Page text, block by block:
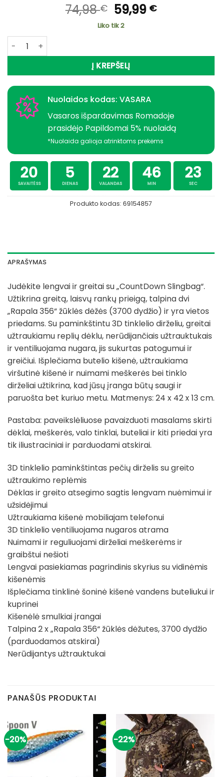
74,98€ Original
price
was:
59,99 €Current
Liko tik 2
produkto kiekis: Kuprinė Rapala CountDown Sling Bag
Į KREPŠELĮ
Nuolaidos kodas: VASARA
Vasaros išpardavimas Romadoje
prasidėjo Papildomai 5% nuolaidą
*Nuolaida galioja atrinktoms prekėms
20
SAVAITĖSS
5
DIENAS
22
VALANDAS
46
MIN
22
SEC
Produkto kodas: 69154857
APRAŠYMAS
Judėkite lengvai ir greitai su „CountDown Slingbag“.
Užtikrina greitą, laisvų rankų prieigą, talpina dvi
„Rapala 356“ žūklės dėžės (3700 dydžio) ir yra vietos
priedams. Su paminkštintu 3D tinklelio dirželiu, greitai
užtraukiamu replių dėklu, nerūdijančiais užtrauktukais
ir ventiliuojama nugara, jis sukurtas patogumui ir
greičiui. Išplečiama butelio kišenė, užtraukiama
viršutinė kišenė ir nuimami meškerės bei tinklo
dirželiai užtikrina, kad jūsų įranga būtų saugi ir
paruošta bet kuriuo metu. Matmenys: 24 x 42 x 13 cm.
Pastaba: paveikslėliuose pavaizduoti masalams skirti
dėklai, meškerės, valo tinklai, buteliai ir kiti priedai yra
tik iliustraciniai ir parduodami atskirai.
3D tinklelio paminkštintas pečių dirželis su greito
užtraukimo replėmis
Dėklas ir greito atsegimo sagtis lengvam nuėmimui ir
užsidėjimui
Užtraukiama kišenė mobiliajam telefonui
3D tinklelio ventiliuojama nugaros atrama
Nuimami ir reguliuojami dirželiai meškerėms ir
graibštui nešioti
Lengvai pasiekiamas pagrindinis skyrius su vidinėmis
kišenėmis
Išplečiama tinklinė šoninė kišenė vandens buteliukui ir
kuprinei
Kišenėlė smulkiai įrangai
Talpina 2 x „Rapala 356“ žūklės dėžutes, 3700 dydžio
(parduodamos atskirai)
Nerūdijantys užtrauktukai
PANAŠŪS PRODUKTAI
-20% -22%